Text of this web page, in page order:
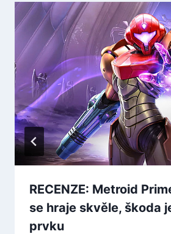
RECENZE: Metroid
se hraje skvěle, škoda
prvku